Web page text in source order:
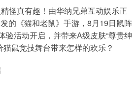
怪真有趣！由华纳兄弟互动娱乐正
的《猫和老鼠》手游，8月19日鼠阵
验活动开启，并带来A级皮肤“尊贵绅
鼠竞技舞台带来怎样的欢乐？